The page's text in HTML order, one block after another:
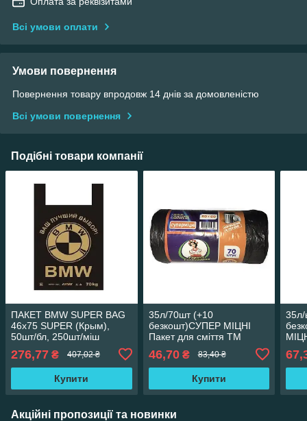
Всі умови оплати
Умови повернення
Повернення товару впродовж 14 днів за домовленістю
Всі умови повернення
Подібні товари компанії
ПАКЕТ ВМW SUPER BAG
46х75 SUPER (Крым),
50шт/бл, 250шт/міш
276,77 ₴ 407,02 ₴
Купити
35л/70шт (+10
безкошт)СУПЕР МІЦНІ
Пакет для сміття ТМ
(50*60см) 7г/м² 40шт./уп
19824
46,70₴ 83,40 ₴
Купити
Акційні пропозиції та новинки